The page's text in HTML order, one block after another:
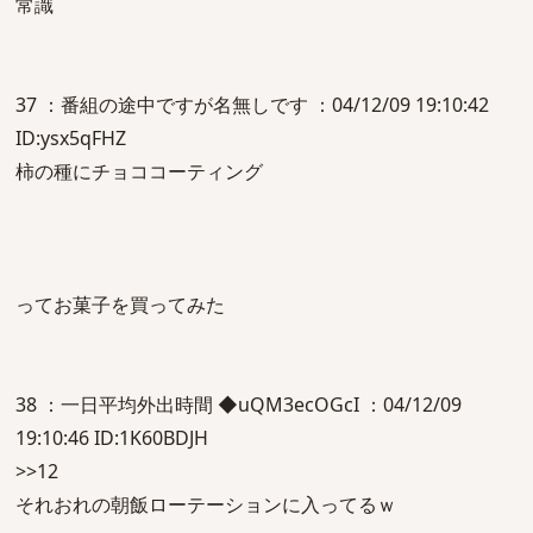
37 ：番組の途中ですが名無しです ：04/12/09 19:10:42
ID:ysx5qFHZ
柿の種にチョココーティング
ってお菓子を買ってみた
38 ：一日平均外出時間 ◆uQM3ecOGcI ：04/12/09
19:10:46 ID:1K60BDJH
>>12
それおれの朝飯ローテーションに入ってるｗ